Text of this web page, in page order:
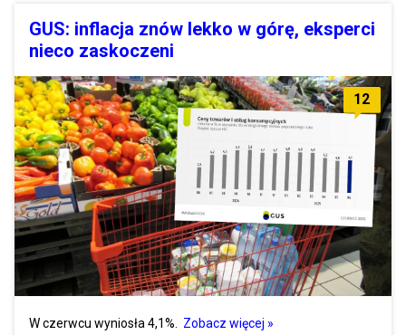
GUS: inflacja znów lekko w górę, eksperci
nieco zaskoczeni
12
W czerwcu wyniosła 4,1%. Zobacz więcej »